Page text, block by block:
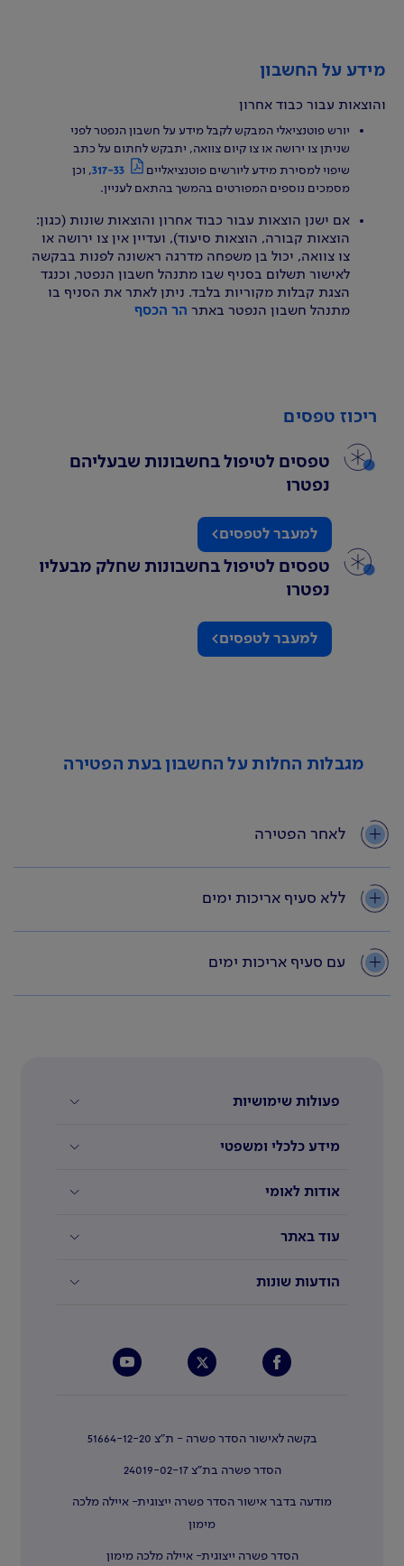
מידע על החשבון
והוצאות עבור כבוד אחרון
יורש פוטנציאלי המבקש לקבל מידע על חשבון הנפטר לפני
שניתן צו ירושה או צו קיום צוואה, יתבקש לחתום על כתב
שיפוי למסירת מידע ליורשים פוטנציאליים
317-33, וכן
מסמכים נוספים המפורטים בהמשך בהתאם לעניין.
אם ישנן הוצאות עבור כבוד אחרון והוצאות שונות (כגון:
הוצאות קבורה, הוצאות סיעוד), ועדיין אין צו ירושה או
צו צוואה, יכול בן משפחה מדרגה ראשונה לפנות בבקשה
לאישור תשלום בסניף שבו מתנהל חשבון הנפטר, וכנגד
הצגת קבלות מקוריות בלבד. ניתן לאתר את הסניף בו
מתנהל חשבון הנפטר באתר הר הכסף
ריכוז טפסים
טפסים לטיפול בחשבונות שבעליהם
נפטרו
למעבר לטפסים
טפסים לטיפול בחשבונות שחלק מבעליו
נפטרו
למעבר לטפסים
מגבלות החלות על החשבון בעת הפטירה
לאחר הפטירה
ללא סעיף אריכות ימים
עם סעיף אריכות ימים
פעולות שימושיות
מידע כלכלי ומשפטי
אודות לאומי
עוד באתר
הודעות שונות
בקשה לאישור הסדר פשרה - ת"צ 51664-12-20
הסדר פשרה בת"צ 24019-02-17
מודעה בדבר אישור הסדר פשרה ייצוגית- איילה מלכה
מימון
הסדר פשרה ייצוגית- איילה מלכה מימון